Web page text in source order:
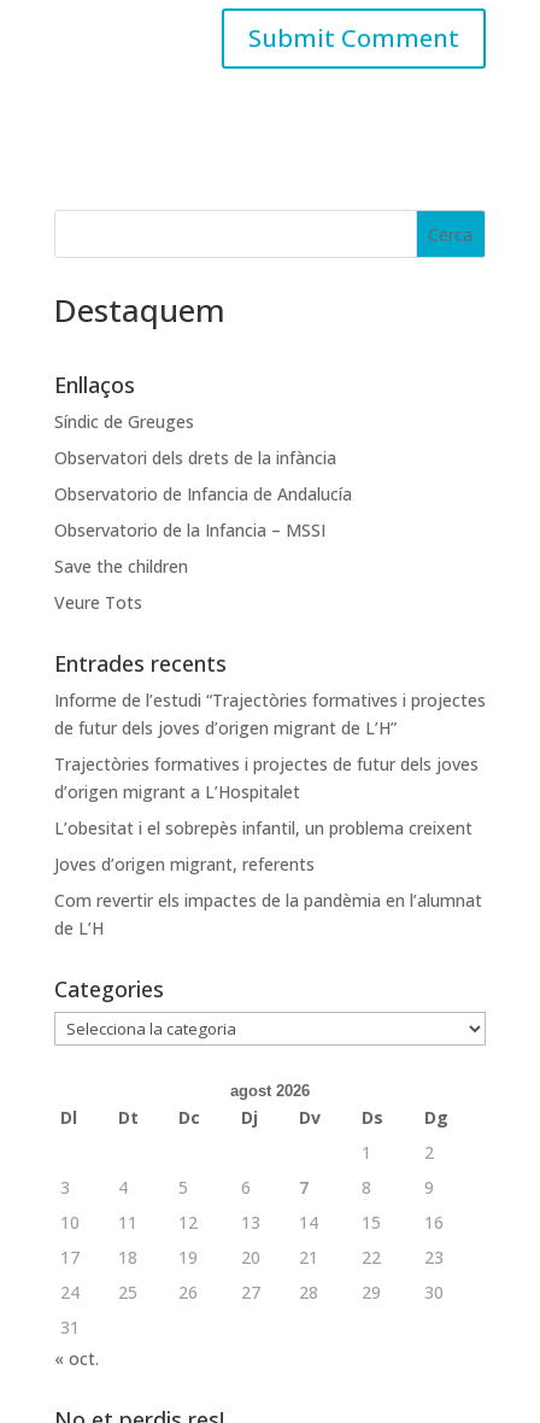
Destaquem
Enllaços
Síndic de Greuges
Observatori dels drets de la infància
Observatorio de Infancia de Andalucía
Observatorio de la Infancia – MSSI
Save the children
Veure Tots
Entrades recents
Informe de l’estudi “Trajectòries formatives i projectes
de futur dels joves d’origen migrant de L’H”
Trajectòries formatives i projectes de futur dels joves
d’origen migrant a L’Hospitalet
L’obesitat i el sobrepès infantil, un problema creixent
Joves d’origen migrant, referents
Com revertir els impactes de la pandèmia en l’alumnat
de L’H
Categories
Categories
agost 2026
Dl Dt Dc Dj Dv Ds
Dg
1
2
3
4 5 6 7 8
9
10
11 12 13 14 15
16
17
18 19 20 21 22
23
24
25 26 27 28 29
30
31
« oct.